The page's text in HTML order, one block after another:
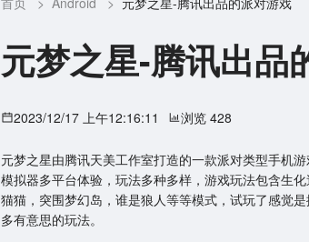
元梦之星-腾讯出品
2023/12/17 上午12:16:11 浏览 428
元梦之星由腾讯天美工作室打造的一款派对类型手机
模拟器多平台体验，玩法多种多样，游戏玩法包含生
猫猫，突围梦幻岛，谁是狼人等等模式，试玩了感觉
多有意思的玩法。